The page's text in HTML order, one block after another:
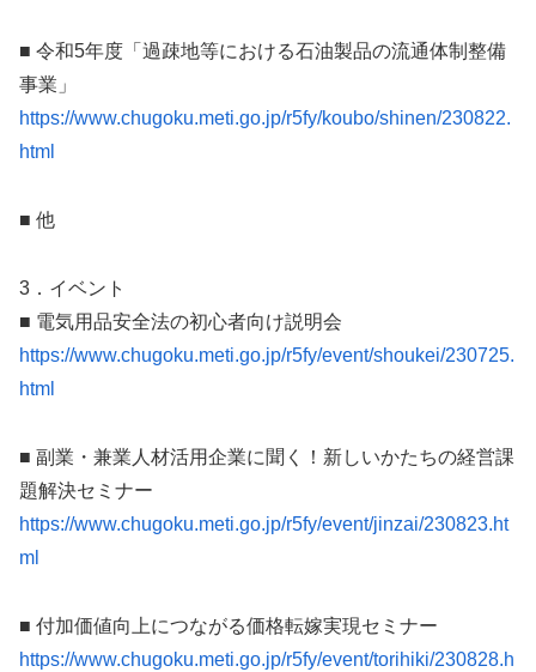
■ 令和5年度「過疎地等における石油製品の流通体制整備
事業」
https://www.chugoku.meti.go.jp/r5fy/koubo/shinen/230822.
html
■ 他
3．イベント
■ 電気用品安全法の初心者向け説明会
https://www.chugoku.meti.go.jp/r5fy/event/shoukei/230725.
html
■ 副業・兼業人材活用企業に聞く！新しいかたちの経営課
題解決セミナー
https://www.chugoku.meti.go.jp/r5fy/event/jinzai/230823.ht
ml
■ 付加価値向上につながる価格転嫁実現セミナー
https://www.chugoku.meti.go.jp/r5fy/event/torihiki/230828.h